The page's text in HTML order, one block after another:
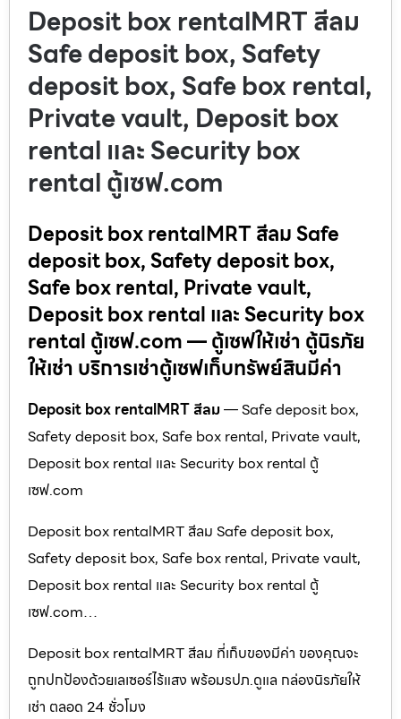
Deposit box rentalMRT สีลม
Safe deposit box, Safety
deposit box, Safe box rental,
Private vault, Deposit box
rental และ Security box
rental ตู้เซฟ.com
Deposit box rentalMRT สีลม Safe
deposit box, Safety deposit box,
Safe box rental, Private vault,
Deposit box rental และ Security box
rental ตู้เซฟ.com — ตู้เซฟให้เช่า ตู้นิรภัย
ให้เช่า บริการเช่าตู้เซฟเก็บทรัพย์สินมีค่า
Deposit box rentalMRT สีลม— Safe deposit box,
Safety deposit box, Safe box rental, Private vault,
Deposit box rental และ Security box rental ตู้
เซฟ.com
Deposit box rentalMRT สีลม Safe deposit box,
Safety deposit box, Safe box rental, Private vault,
Deposit box rental และ Security box rental ตู้
เซฟ.com…
Deposit box rentalMRT สีลม ที่เก็บของมีค่า ของคุณจะ
ถูกปกป้องด้วยเลเซอร์ไร้แสง พร้อมรปภ.ดูแล กล่องนิรภัยให้
เช่า ตลอด 24 ชั่วโมง